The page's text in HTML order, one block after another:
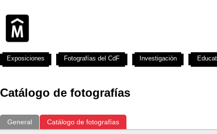
Catálogo de fotografías
General Catálogo de fotografías
Exposiciones Fotografías del CdF Investigación